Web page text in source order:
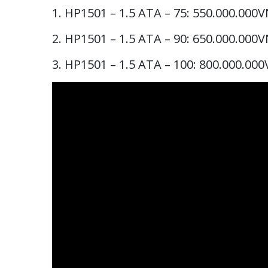
1. HP1501 – 1.5 ATA – 75:
2. HP1501 – 1.5 ATA – 90:
3. HP1501 – 1.5 ATA – 100: